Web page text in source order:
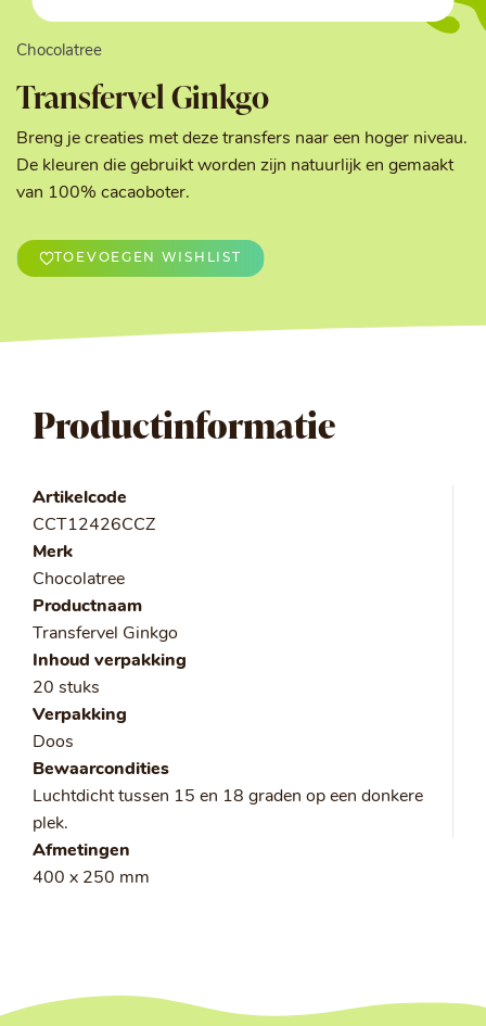
Chocolatree
Transfervel Ginkgo
Breng je creaties met deze transfers naar een hoger niveau.
De kleuren die gebruikt worden zijn natuurlijk en gemaakt
van 100% cacaoboter.
TOEVOEGEN WISHLIST
Productinformatie
Artikelcode
CCT12426CCZ
Merk
Chocolatree
Productnaam
Transfervel Ginkgo
Inhoud verpakking
20 stuks
Verpakking
Doos
Bewaarcondities
Luchtdicht tussen 15 en 18 graden op een donkere
plek.
Afmetingen
400 x 250 mm